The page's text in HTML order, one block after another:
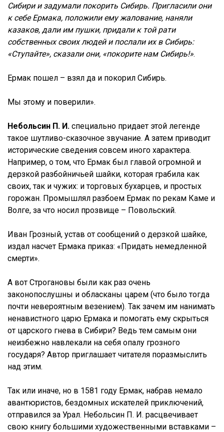
Сибири и задумали покорить Сибирь. Пригласили они
к себе Ермака, положили ему жалование, наняли
казаков, дали им пушки, придали к той рати
собственных своих людей и послали их в Сибирь:
«Ступайте», сказали они, «покорите нам Сибирь!».
Ермак пошел – взял да и покорил Сибирь.
Мы этому и поверили».
Небольсин П. И. специально придает этой легенде
такое шутливо-сказочное звучание. А затем приводит
исторические сведения совсем иного характера.
Например, о том, что Ермак был главой огромной и
дерзкой разбойничьей шайки, которая грабила как
своих, так и чужих: и торговых бухарцев, и простых
горожан. Промышлял разбоем Ермак по рекам Каме и
Волге, за что носил прозвище – Повольский.
Иван Грозный, устав от сообщений о дерзкой шайке,
издал насчет Ермака приказ: «Придать немедленной
смерти».
А вот Строгановы были как раз очень
законопослушны и обласканы царем (что было тогда
почти невероятным везением). Так зачем им нанимать
ненавистного царю Ермака и помогать ему скрыться
от царского гнева в Сибири? Ведь тем самым они
неизбежно навлекали на себя опалу грозного
государя? Автор приглашает читателя поразмыслить
над этим.
Так или иначе, но в 1581 году Ермак, набрав немало
авантюристов, бездомных искателей приключений,
отправился за Урал. Небольсин П. И. расцвечивает
свою книгу большими художественными вставками –